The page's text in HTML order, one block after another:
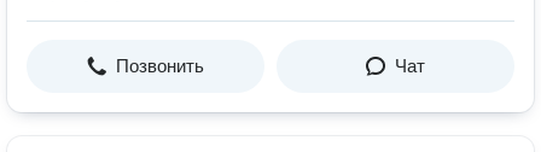
Позвонить Чат